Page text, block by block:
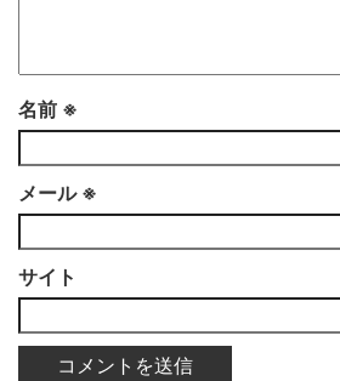
名前 ※
メール ※
サイト